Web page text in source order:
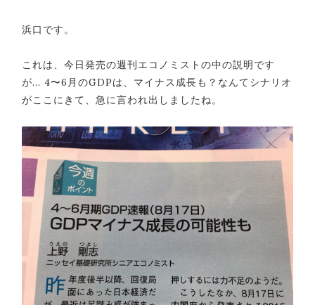
浜口です。
これは、今日発売の週刊エコノミストの中の説明です
が… 4〜6月のGDPは、マイナス成長も？なんてシナリオ
がここにきて、急に言われ出しましたね。